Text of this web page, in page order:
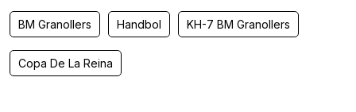
BM Granollers Handbol KH-7 BM Granollers
Copa De La Reina